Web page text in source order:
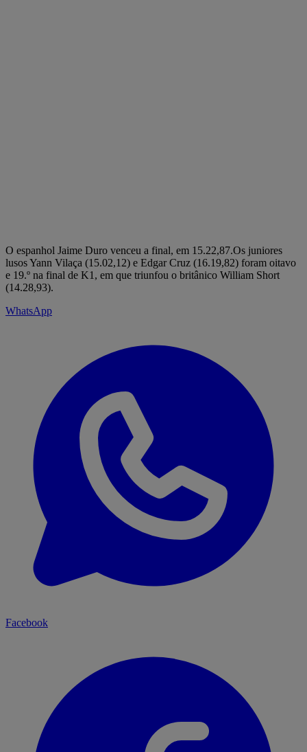
O espanhol Jaime Duro venceu a final, em 15.22,87.Os juniores
lusos Yann Vilaça (15.02,12) e Edgar Cruz (16.19,82) foram oitavo
e 19.º na final de K1, em que triunfou o britânico William Short
(14.28,93).
WhatsApp
Facebook